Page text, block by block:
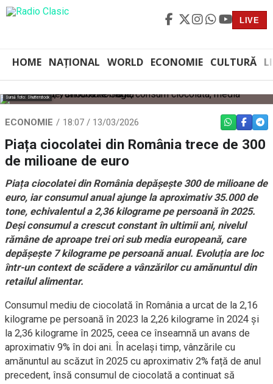
LIVE
HOME NAȚIONAL WORLD ECONOMIE CULTURĂ
Sursă foto: Shutterstock
ECONOMIE 18:07 / 13/03/2026 WHATSAPP
Piața ciocolatei din România trece de 300
de milioane de euro
Piața ciocolatei din România depășește 300 de milioane de
euro, iar consumul anual ajunge la aproximativ 35.000 de
tone, echivalentul a 2,36 kilograme pe persoană în 2025.
Deși consumul a crescut constant în ultimii ani, nivelul
rămâne de aproape trei ori sub media europeană, care
depășește 7 kilograme pe persoană anual. Evoluția are loc
într-un context de scădere a vânzărilor cu amănuntul din
retailul alimentar.
Consumul mediu de ciocolată în România a urcat de la 2,16
kilograme pe persoană în 2023 la 2,26 kilograme în 2024 și
la 2,36 kilograme în 2025, ceea ce înseamnă un avans de
aproximativ 9% în doi ani. În același timp, vânzările cu
amănuntul au scăzut în 2025 cu aproximativ 2% față de anul
precedent, însă consumul de ciocolată a continuat să